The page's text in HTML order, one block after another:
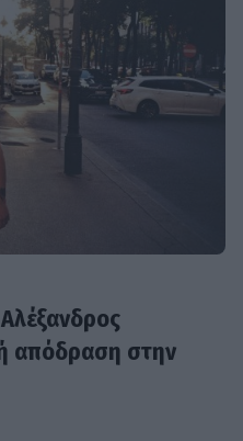
απόδραση στην